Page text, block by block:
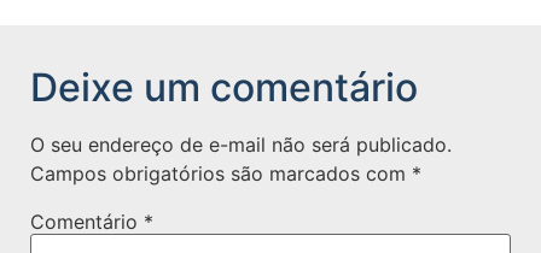
Deixe um comentário
O seu endereço de e-mail não será publicado.
Campos obrigatórios são marcados com *
Comentário *